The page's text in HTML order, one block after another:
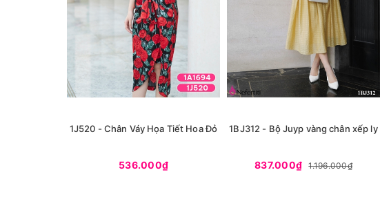
1J520 - Chân Váy Họa Tiết Hoa Đỏ
536.000₫
1BJ312 - Bộ Juyp vàng chân xếp ly
837.000₫ 1.196.000₫